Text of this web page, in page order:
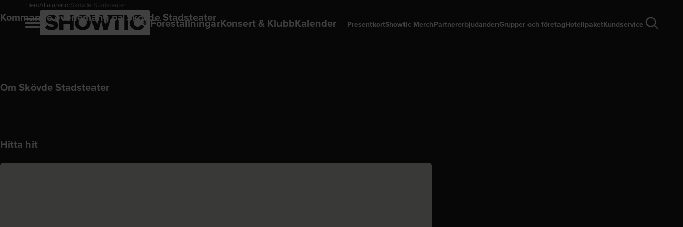
FöreställningarKonsert & KlubbKalender PresentkortShowtic MerchPartnererbjudandenGrupper och företagHotellpaketKundservice
HemAlla arenorSkövde Stadsteater
Kommande evenemang på Skövde Stadsteater
Om Skövde Stadsteater
Hitta hit